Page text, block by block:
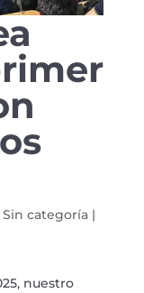
Sin categoría|
nuestro